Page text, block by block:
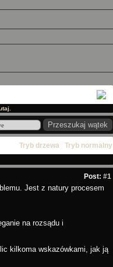
Tryb drzewa Tryb normalny
Post: #1
Jest z natury procesem
na rozsądu i
kilkoma wskazówkami, jak ją